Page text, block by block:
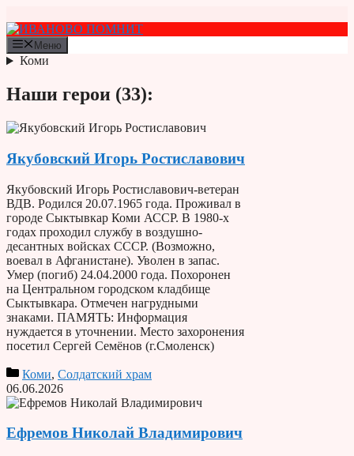
к
содержимому
Меню
Коми
Наши герои (33):
Якубовский Игорь Ростиславович
Якубовский Игорь Ростиславович-ветеран
ВДВ. Родился 20.07.1965 года. Проживал в
городе Сыктывкар Коми АССР. В 1980-х
годах проходил службу в воздушно-
десантных войсках СССР. (Возможно,
воевал в Афганистане). Уволен в запас.
Умер (погиб) 24.04.2000 года. Похоронен
на Центральном городском кладбище
Сыктывкара. Отмечен нагрудными
знаками. ПАМЯТЬ: Информация
нуждается в уточнении. Место захоронения
посетил Сергей Семёнов (г.Смоленск)
Коми, Солдатский храм
06.06.2026
Ефремов Николай Владимирович